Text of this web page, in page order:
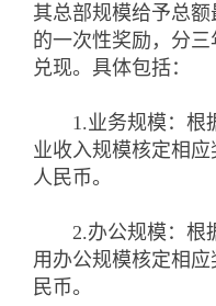
其总部规模给予总额
的一次性奖励，分三
兑现。具体包括：
1.业务规模：根
业收入规模核定相
人民币。
2.办公规模：根据
用办公规模核定相
民币。